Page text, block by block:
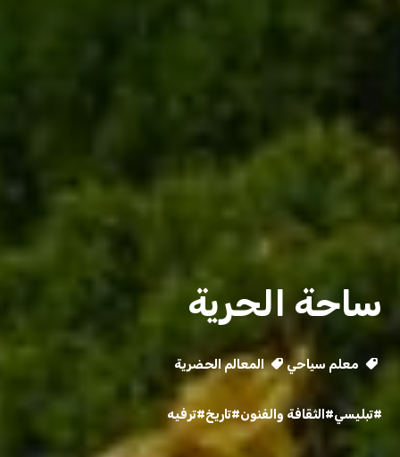
ساحة الحرية
معلم سياحي المعالم الحضرية
#تبليسي#الثقافة والفنون#تاريخ#ترفيه